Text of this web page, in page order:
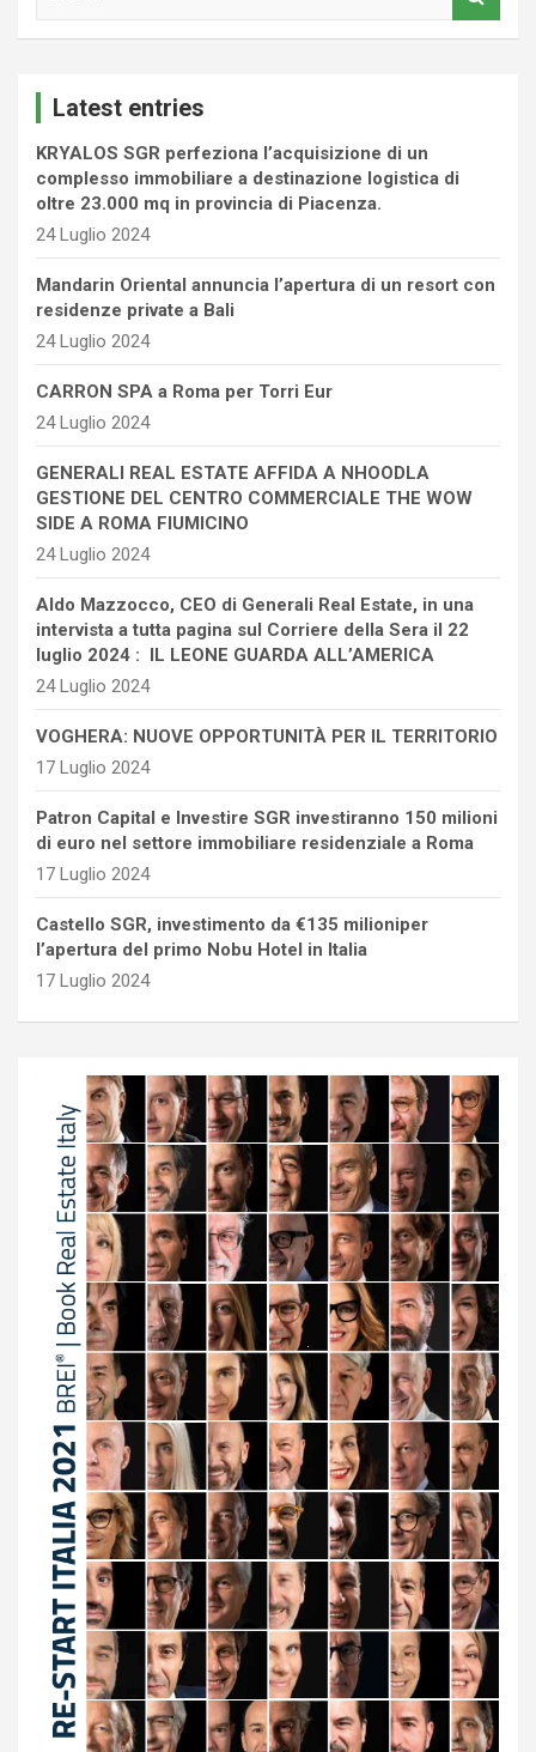
Latest entries
KRYALOS SGR perfeziona l’acquisizione di un
complesso immobiliare a destinazione logistica di
oltre 23.000 mq in provincia di Piacenza.
24 Luglio 2024
Mandarin Oriental annuncia l’apertura di un resort con
residenze private a Bali
24 Luglio 2024
CARRON SPA a Roma per Torri Eur
24 Luglio 2024
GENERALI REAL ESTATE AFFIDA A NHOODLA
GESTIONE DEL CENTRO COMMERCIALE THE WOW
SIDE A ROMA FIUMICINO
24 Luglio 2024
Aldo Mazzocco, CEO di Generali Real Estate, in una
intervista a tutta pagina sul Corriere della Sera il 22
luglio 2024 : IL LEONE GUARDA ALL’AMERICA
24 Luglio 2024
VOGHERA: NUOVE OPPORTUNITÀ PER IL TERRITORIO
17 Luglio 2024
Patron Capital e Investire SGR investiranno 150 milioni
di euro nel settore immobiliare residenziale a Roma
17 Luglio 2024
Castello SGR, investimento da €135 milioniper
l’apertura del primo Nobu Hotel in Italia
17 Luglio 2024